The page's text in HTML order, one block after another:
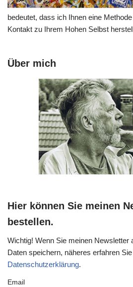
bedeutet, dass ich Ihnen eine
Kontakt zu Ihrem Hohen Selbst
Über mich
Hier können Sie meinen
bestellen.
Wichtig! Wenn Sie meinen Newsletter
Daten speichern, näheres erfahren
Datenschutzerklärung.
Email